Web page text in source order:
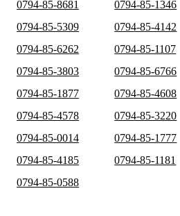
0794-85-8681
0794-85-1346
0794-85-5309
0794-85-4142
0794-85-6262
0794-85-1107
0794-85-3803
0794-85-6766
0794-85-1877
0794-85-4608
0794-85-4578
0794-85-3220
0794-85-0014
0794-85-1777
0794-85-4185
0794-85-1181
0794-85-0588